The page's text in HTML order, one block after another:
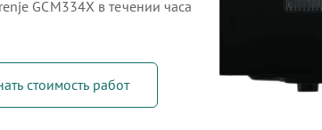
GCM334X в течении часа
стоимость работ